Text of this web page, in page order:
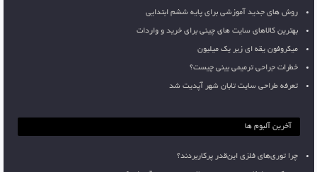
روش های جدید آموزشی برای پایه ششم ابتدایی
بهترین کالاهای سایت های چینی برای خرید و واردات
میکروفون یقه ای زیر یک میلیون
خطرات جراحی ترمیمی بینی چیست؟
تعرفه طراحی سایت تابان شهر آپدیت شد
آخرین آلبوم ها
چرا توری‌های فلزی این‌قدر پرکاربردند؟